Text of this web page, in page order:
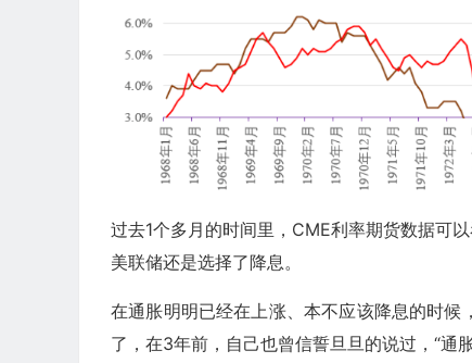
过去1个多月的时间里， CME利率期货数据可
美联储还是选择了降息。
在通胀明明已经在上涨、本不应该降息的时
了，在3年前，自己也曾信誓旦旦的说过，“